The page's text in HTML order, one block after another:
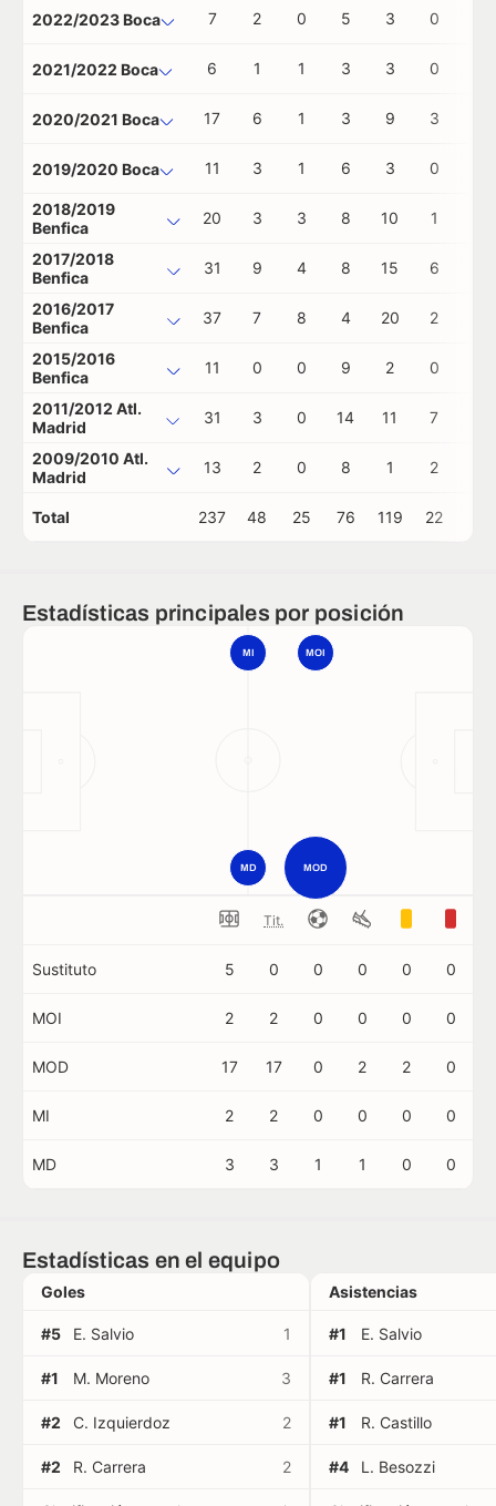
2022/2023 Boca 7 2 0 5 3 0
2021/2022 Boca 6 1 1 3 3 0
2020/2021 Boca 17 6 1 3 9 3
2019/2020 Boca 11 3 1 6 3 0
2018/2019
Benfica
20 3 3 8 10 1
2017/2018
Benfica
31 9 4 8 15 6
2016/2017
Benfica
37 7 8 4 20 2
2015/2016
Benfica
11 0 0 9 2 0
2011/2012 Atl.
Madrid
31 3 0 14 11 7
2009/2010 Atl.
Madrid
13 2 0 8 1 2
Total 237 48 25 76 119 22
Estadísticas principales por posición
MOD
MD
MOI
MI
Tit.
Sustituto 5 0 0 0 0 0
MOI 2 2 0 0 0 0
MOD 17 17 0 2 2 0
MI 2 2 0 0 0 0
MD 3 3 1 1 0 0
Estadísticas en el equipo
Goles
#5 E. Salvio 1
#1 M. Moreno 3
#2 C. Izquierdoz 2
#2 R. Carrera 2
Asistencias
#1 E. Salvio
#1 R. Carrera
#1 R. Castillo
#4 L. Besozzi